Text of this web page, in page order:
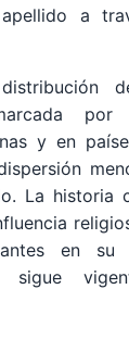
a
y en
La historia
en
sigue